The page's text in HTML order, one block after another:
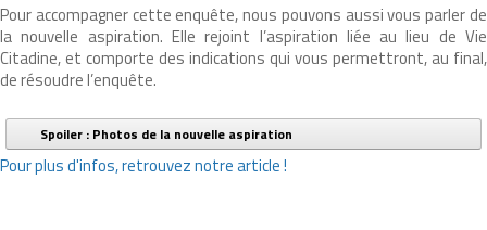
Pour accompagner cette enquête, nous pouvons aussi vous parler de
la nouvelle aspiration. Elle rejoint l’aspiration liée au lieu de Vie
Citadine, et comporte des indications qui vous permettront, au final,
de résoudre l’enquête.
Spoiler : Photos de la nouvelle aspiration
Pour plus d'infos, retrouvez notre article !